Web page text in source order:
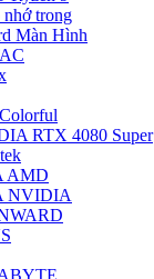
trong
Màn Hình
RTX 4080 Super
AMD
NVIDIA